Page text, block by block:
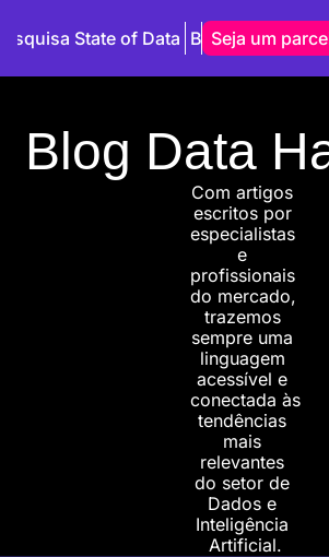
State of Data Blog Autores
Seja um
Blog Data
Com artigos
escritos por
especialistas
e
profissionais
do mercado,
trazemos
sempre uma
linguagem
acessível e
conectada às
tendências
mais
relevantes
do setor de
Dados e
Inteligência
Artificial.